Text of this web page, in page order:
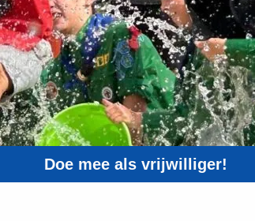
Doe mee als vrijwilliger!